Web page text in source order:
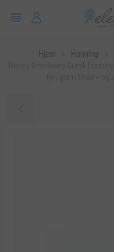
Hjem Honning